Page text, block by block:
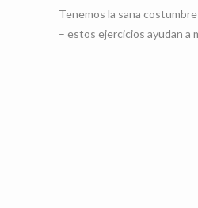
Tenemos la sana
– estos ejercicios ayudan a